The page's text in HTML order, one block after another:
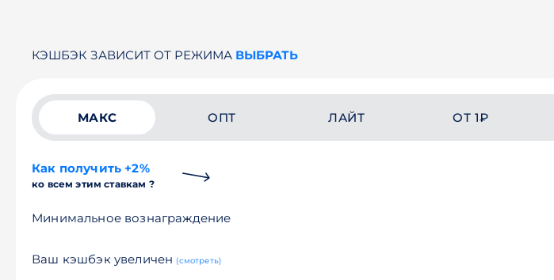
КЭШБЭК ЗАВИСИТ ОТ РЕЖИМА ВЫБРАТЬ
МАКС ОПТ ЛАЙТ ОТ 1₽
Как получить +2%
ко всем этим ставкам ?
Минимальное вознаграждение
Ваш кэшбэк увеличен (смотреть)